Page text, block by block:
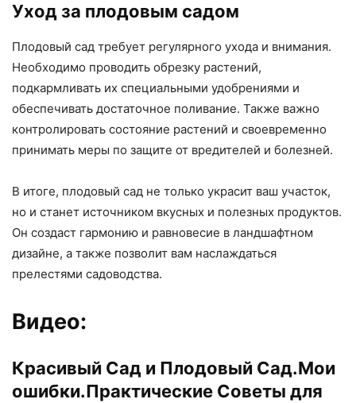
Уход за плодовым садом
Плодовый сад требует регулярного ухода и внимания.
Необходимо проводить обрезку растений,
подкармливать их специальными удобрениями и
обеспечивать достаточное поливание. Также важно
контролировать состояние растений и своевременно
принимать меры по защите от вредителей и болезней.
В итоге, плодовый сад не только украсит ваш участок,
но и станет источником вкусных и полезных продуктов.
Он создаст гармонию и равновесие в ландшафтном
дизайне, а также позволит вам наслаждаться
прелестями садоводства.
Видео:
Красивый Сад и Плодовый Сад.Мои
ошибки.Практические Советы для